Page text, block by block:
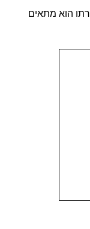
40 דקות ובהגדרתו הוא מתאים